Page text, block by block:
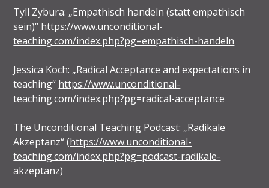
Tyll Zybura: „Empathisch handeln (statt empathisch
sein)“ https://www.unconditional-
teaching.com/index.php?pg=empathisch-handeln
Jessica Koch: „Radical Acceptance and expectations in
teaching“ https://www.unconditional-
teaching.com/index.php?pg=radical-acceptance
The Unconditional Teaching Podcast: „Radikale
Akzeptanz“ (https://www.unconditional-
teaching.com/index.php?pg=podcast-radikale-
akzeptanz)